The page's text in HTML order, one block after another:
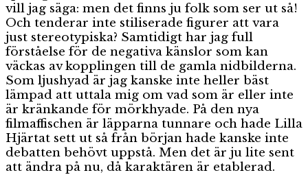
vill jag säga: men det finns ju folk som ser ut så!
Och tenderar inte stiliserade figurer att vara
just stereotypiska? Samtidigt har jag full
förståelse för de negativa känslor som kan
väckas av kopplingen till de gamla nidbilderna.
Som ljushyad är jag kanske inte heller bäst
lämpad att uttala mig om vad som är eller inte
är kränkande för mörkhyade. På den nya
filmaffischen är läpparna tunnare och hade Lilla
Hjärtat sett ut så från början hade kanske inte
debatten behövt uppstå. Men det är ju lite sent
att ändra på nu, då karaktären är etablerad.